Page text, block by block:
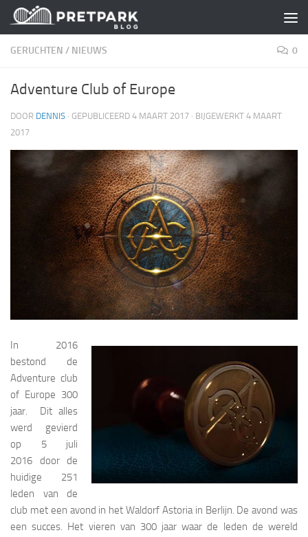
Skip to content
GERUCHTEN / NIEUWS 0
Adventure Club of Europe
DOOR DENNIS · GEPUBLICEERD 4 MAART 2017 · BIJGEWERKT 4 MAART
2017
In 2016
bestond de
Adventure club
of Europe 300
jaar. Dit alles
werd gevierd
op 5 juli
2016 door de
huidige 251
leden van de
club met een avond in het Waldorf Astoria in Berlijn. De avond was
een succes. Het vieren van 300 jaar waar de leden de wereld